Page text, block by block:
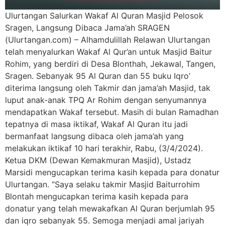
Ulurtangan Salurkan Wakaf Al Quran Masjid Pelosok
Sragen, Langsung Dibaca Jama’ah SRAGEN
(Ulurtangan.com) – Alhamdulillah Relawan Ulurtangan
telah menyalurkan Wakaf Al Qur’an untuk Masjid Baitur
Rohim, yang berdiri di Desa Blonthah, Jekawal, Tangen,
Sragen. Sebanyak 95 Al Quran dan 55 buku Iqro’
diterima langsung oleh Takmir dan jama’ah Masjid, tak
luput anak-anak TPQ Ar Rohim dengan senyumannya
mendapatkan Wakaf tersebut. Masih di bulan Ramadhan
tepatnya di masa iktikaf, Wakaf Al Quran itu jadi
bermanfaat langsung dibaca oleh jama’ah yang
melakukan iktikaf 10 hari terakhir, Rabu, (3/4/2024).
Ketua DKM (Dewan Kemakmuran Masjid), Ustadz
Marsidi mengucapkan terima kasih kepada para donatur
Ulurtangan. “Saya selaku takmir Masjid Baiturrohim
Blontah mengucapkan terima kasih kepada para
donatur yang telah mewakafkan Al Quran berjumlah 95
dan iqro sebanyak 55. Semoga menjadi amal jariyah